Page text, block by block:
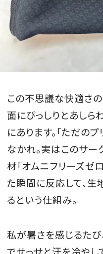
この不思議な快適さ
面にびっしりとあしら
にあります。「ただのプ
なかれ。実はこのサ
材「オムニフリーズゼ
た瞬間に反応して、
るという仕組み。
私が暑さを感じるたび